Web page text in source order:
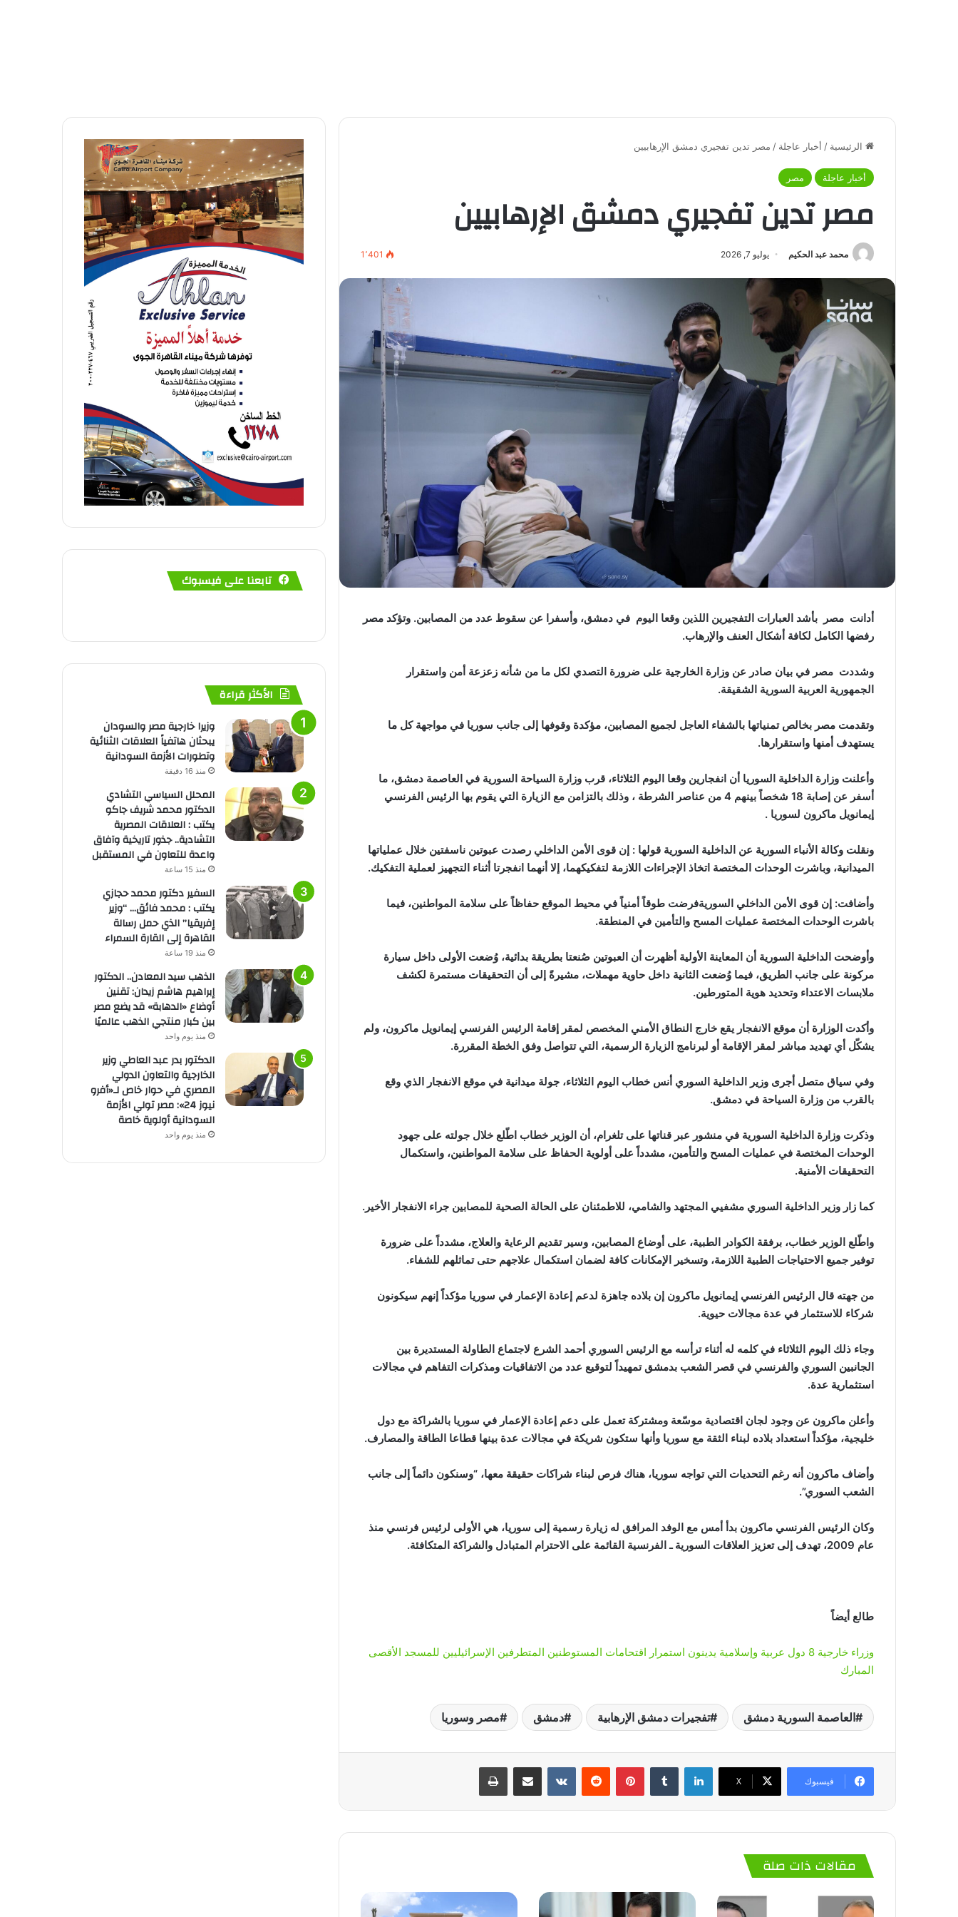
الرئيسية / أخبار عاجلة / مصر تدين تفجيري دمشق الإرهابيين
أخبار عاجلة مصر
مصر تدين تفجيري دمشق الإرهابيين
محمد عبد الحكيم يوليو 7, 2026 1٬401
أدانت مصر بأشد العبارات التفجيرين اللذين وقعا اليوم في دمشق، وأسفرا عن سقوط عدد من المصابين. وتؤكد مصر
رفضها الكامل لكافة أشكال العنف والإرهاب.
وشددت مصر في بيان صادر عن وزارة الخارجية على ضرورة التصدي لكل ما من شأنه زعزعة أمن واستقرار
الجمهورية العربية السورية الشقيقة.
وتقدمت مصر بخالص تمنياتها بالشفاء العاجل لجميع المصابين، مؤكدة وقوفها إلى جانب سوريا في مواجهة كل ما
يستهدف أمنها واستقرارها.
وأعلنت وزارة الداخلية السوريا أن انفجارين وقعا اليوم الثلاثاء، قرب وزارة السياحة السورية في العاصمة دمشق، ما
أسفر عن إصابة 18 شخصاً بينهم 4 من عناصر الشرطة ، وذلك بالتزامن مع الزيارة التي يقوم بها الرئيس الفرنسي
إيمانويل ماكرون لسوريا .
ونقلت وكالة الأنباء السورية عن الداخلية السورية قولها : إن قوى الأمن الداخلي رصدت عبوتين ناسفتين خلال عملياتها
الميدانية، وباشرت الوحدات المختصة اتخاذ الإجراءات اللازمة لتفكيكهما، إلا أنهما انفجرتا أثناء التجهيز لعملية التفكيك.
وأضافت: إن قوى الأمن الداخلي السوريةفرضت طوقاً أمنياً في محيط الموقع حفاظاً على سلامة المواطنين، فيما
باشرت الوحدات المختصة عمليات المسح والتأمين في المنطقة.
وأوضحت الداخلية السورية أن المعاينة الأولية أظهرت أن العبوتين صُنعتا بطريقة بدائية، وُضعت الأولى داخل سيارة
مركونة على جانب الطريق، فيما وُضعت الثانية داخل حاوية مهملات، مشيرةً إلى أن التحقيقات مستمرة لكشف
ملابسات الاعتداء وتحديد هوية المتورطين.
وأكدت الوزارة أن موقع الانفجار يقع خارج النطاق الأمني المخصص لمقر إقامة الرئيس الفرنسي إيمانويل ماكرون، ولم
يشكّل أي تهديد مباشر لمقر الإقامة أو لبرنامج الزيارة الرسمية، التي تتواصل وفق الخطة المقررة.
وفي سياق متصل أجرى وزير الداخلية السوري أنس خطاب اليوم الثلاثاء، جولة ميدانية في موقع ‏الانفجار الذي وقع
بالقرب من وزارة السياحة في دمشق.‏
وذكرت وزارة الداخلية السورية في منشور عبر قناتها على تلغرام، ‏أن الوزير خطاب ‏اطّلع خلال جولته على جهود
الوحدات المختصة في عمليات المسح ‏والتأمين، مشدداً على أولوية الحفاظ على سلامة المواطنين، واستكمال
‏التحقيقات الأمنية.‏
كما زار وزير الداخلية السوري مشفيي المجتهد والشامي، للاطمئنان على الحالة ‏الصحية للمصابين جراء الانفجار الأخير.‏
واطّلع الوزير خطاب، برفقة الكوادر الطبية، على أوضاع المصابين، وسير ‏تقديم الرعاية والعلاج، مشدداً على ضرورة
توفير جميع الاحتياجات الطبية ‏اللازمة، وتسخير الإمكانات كافة لضمان استكمال علاجهم حتى تماثلهم ‏للشفاء.‏
من جهته قال الرئيس الفرنسي إيمانويل ماكرون إن بلاده جاهزة لدعم إعادة الإعمار في سوريا مؤكداً إنهم سيكونون
شركاء للاستثمار في عدة مجالات حيوية.
وجاء ذلك اليوم الثلاثاء في كلمه له أثناء ترأسه مع الرئيس السوري أحمد الشرع لاجتماع الطاولة المستديرة بين
الجانبين السوري والفرنسي في قصر الشعب بدمشق تمهيداً لتوقيع عدد من الاتفاقيات ومذكرات التفاهم في مجالات
استثمارية عدة.
وأعلن ماكرون عن وجود لجان اقتصادية موسّعة ومشتركة تعمل على دعم إعادة الإعمار في سوريا بالشراكة مع دول
خليجية، مؤكداً استعداد بلاده لبناء الثقة مع سوريا وأنها ستكون شريكة في مجالات عدة بينها قطاعا الطاقة والمصارف.
‏وأضاف ‏ماكرون أنه رغم التحديات التي تواجه سوريا، هناك فرص لبناء شراكات حقيقة معها، “وسنكون دائماً إلى جانب
الشعب السوري”.‏
وكان الرئيس الفرنسي ماكرون بدأ أمس مع الوفد المرافق له زيارة رسمية إلى سوريا، هي الأولى لرئيس فرنسي منذ
عام 2009، تهدف إلى تعزيز العلاقات السورية ـ الفرنسية القائمة على الاحترام المتبادل والشراكة المتكافئة.‏
طالع أيضاً
وزراء خارجية 8 دول عربية وإسلامية يدينون استمرار اقتحامات المستوطنين المتطرفين الإسرائيليين للمسجد الأقصى
المبارك
العاصمة السورية دمشق تفجيرات دمشق الإرهابية دمشق مصر وسوريا
فيسبوك ‫X
لينكدإن بينتيريست
مقالات ذات صلة
تابعنا على فيسبوك
الأكثر قراءة
وزيرا خارجية مصر والسودان
يبحثان هاتفياً العلاقات الثنائية
وتطورات الأزمة السودانية
منذ 16 دقيقة
المحلل السياسي التشادي
الدكتور محمد شريف جاكو
يكتب : العلاقات المصرية
التشادية.. جذور تاريخية وآفاق
واعدة للتعاون في المستقبل
منذ 15 ساعة
السفير دكتور محمد حجازي
يكتب : محمد فائق… “وزير
إفريقيا” الذي حمل رسالة
القاهرة إلى القارة السمراء
منذ 19 ساعة
الذهب سيد المعادن.. الدكتور
إبراهيم هاشم زيدان: تقنين
أوضاع «الدهابة» قد يضع مصر
بين كبار منتجي الذهب عالميًا
منذ يوم واحد
الدكتور بدر عبد العاطي وزير
الخارجية والتعاون الدولي
المصري في حوار خاص لـ«أفرو
نيوز 24»: مصر تولي الأزمة
السودانية أولوية خاصة
منذ يوم واحد